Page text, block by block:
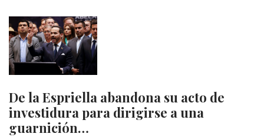
De la Espriella abandona su acto de
investidura para dirigirse a una
guarnición…